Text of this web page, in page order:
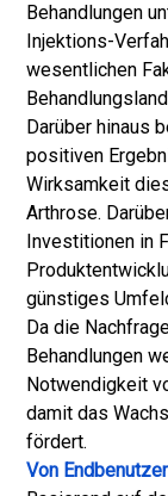
Behandlungen
Injektions-
wesentlichen
Darüber hinaus
positiven
Wirksamkeit
Arthrose.
Investitionen in
günstiges
Da die
Behandlungen
Notwendigkeit
damit das
fördert.
Von Endbenutzer